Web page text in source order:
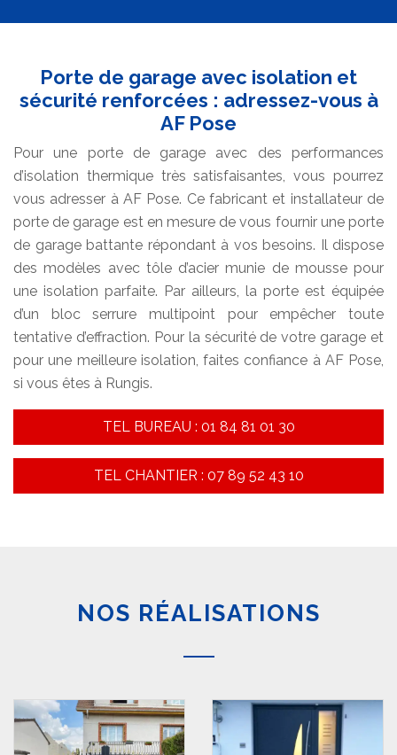
Porte de garage avec isolation et
sécurité renforcées : adressez-vous à
AF Pose
Pour une porte de garage avec des performances
d’isolation thermique très satisfaisantes, vous pourrez
vous adresser à AF Pose. Ce fabricant et installateur de
porte de garage est en mesure de vous fournir une porte
de garage battante répondant à vos besoins. Il dispose
des modèles avec tôle d’acier munie de mousse pour
une isolation parfaite. Par ailleurs, la porte est équipée
d’un bloc serrure multipoint pour empêcher toute
tentative d’effraction. Pour la sécurité de votre garage et
pour une meilleure isolation, faites confiance à AF Pose,
si vous êtes à Rungis.
TEL BUREAU : 01 84 81 01 30
TEL CHANTIER : 07 89 52 43 10
NOS RÉALISATIONS